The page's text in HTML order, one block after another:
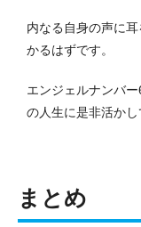
内なる自身の声に
かるはずです。
エンジェルナンバ
の人生に是非活かし
まとめ